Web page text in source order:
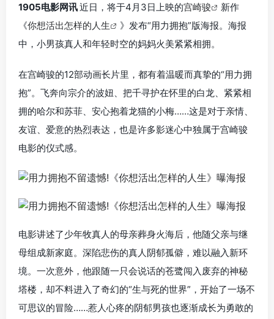
1905电影网讯近日，将于4月3日上映的宫崎骏
新作
《你想活出怎样的人生
》发布“用力拥抱”版海报。海报
中，小男孩真人和年轻时空的妈妈火美紧紧相拥。
在宫崎骏的12部动画长片里，都有着温暖而真挚的“用力拥
抱”。飞奔向宗介的波妞、把千寻护在怀里的白龙、紧紧相
拥的哈尔和苏菲、安心抱着龙猫的小梅……这是对于亲情、
友谊、爱意的热烈表达，也是许多影迷心中独属于宫崎骏
电影的仪式感。
电影讲述了少年牧真人的母亲葬身火海后，他随父亲与继
母组成新家庭。深陷悲伤的真人阴郁孤僻，难以融入新环
境。一次意外，他跟随一只会说话的苍鹭闯入废弃的神秘
塔楼，却不料进入了奇幻的“生与死的世界”，开始了一场不
可思议的冒险……惹人心疼的阴郁男孩也逐渐成长为勇敢的